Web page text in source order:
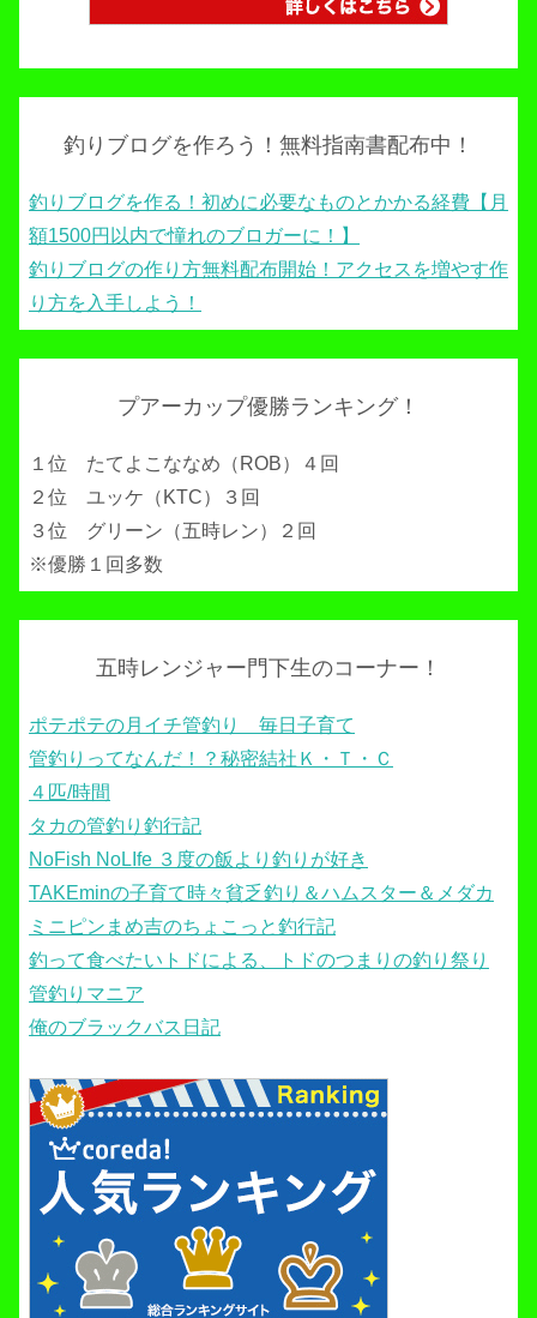
釣りブログを作ろう！無料指南書配布中！
釣りブログを作る！初めに必要なものとかかる経費【月
額1500円以内で憧れのブロガーに！】
釣りブログの作り方無料配布開始！アクセスを増やす作
り方を入手しよう！
プアーカップ優勝ランキング！
１位 たてよこななめ（ROB）４回
２位 ユッケ（KTC）３回
３位 グリーン（五時レン）２回
※優勝１回多数
五時レンジャー門下生のコーナー！
ポテポテの月イチ管釣り 毎日子育て
管釣りってなんだ！？秘密結社Ｋ・Ｔ・Ｃ
４匹/時間
タカの管釣り釣行記
NoFish NoLIfe ３度の飯より釣りが好き
TAKEminの子育て時々貧乏釣り＆ハムスター＆メダカ
ミニピンまめ吉のちょこっと釣行記
釣って食べたいトドによる、トドのつまりの釣り祭り
管釣りマニア
俺のブラックバス日記